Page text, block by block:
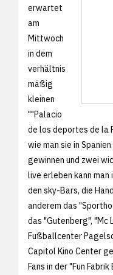
erwartet
am
Mittwoch
in dem
verhältnis
mäßig
kleinen
""Palacio
de los deportes de la
wie man sie in
gewinnen und zwei
live erleben kann man
den sky-Bars, die
anderem das
das "Gutenberg", "Mc
Fußballcenter
Capitol Kino Center
Fans in der "Fun